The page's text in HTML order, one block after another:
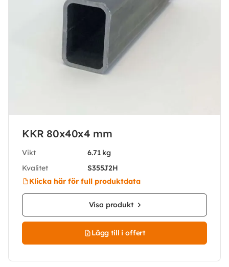
KKR 80x40x4 mm
Vikt
6.71 kg
Kvalitet
S355J2H
Klicka här för full produktdata
Visa produkt
Lägg till i offert